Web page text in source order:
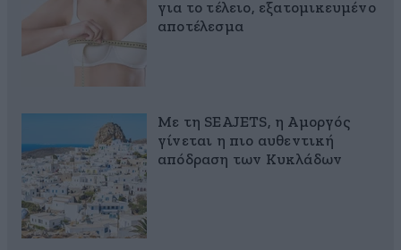
για το τέλειο, εξατομικευμένο
αποτέλεσμα
Με τη SEAJETS, η Αμοργός
γίνεται η πιο αυθεντική
απόδραση των Κυκλάδων